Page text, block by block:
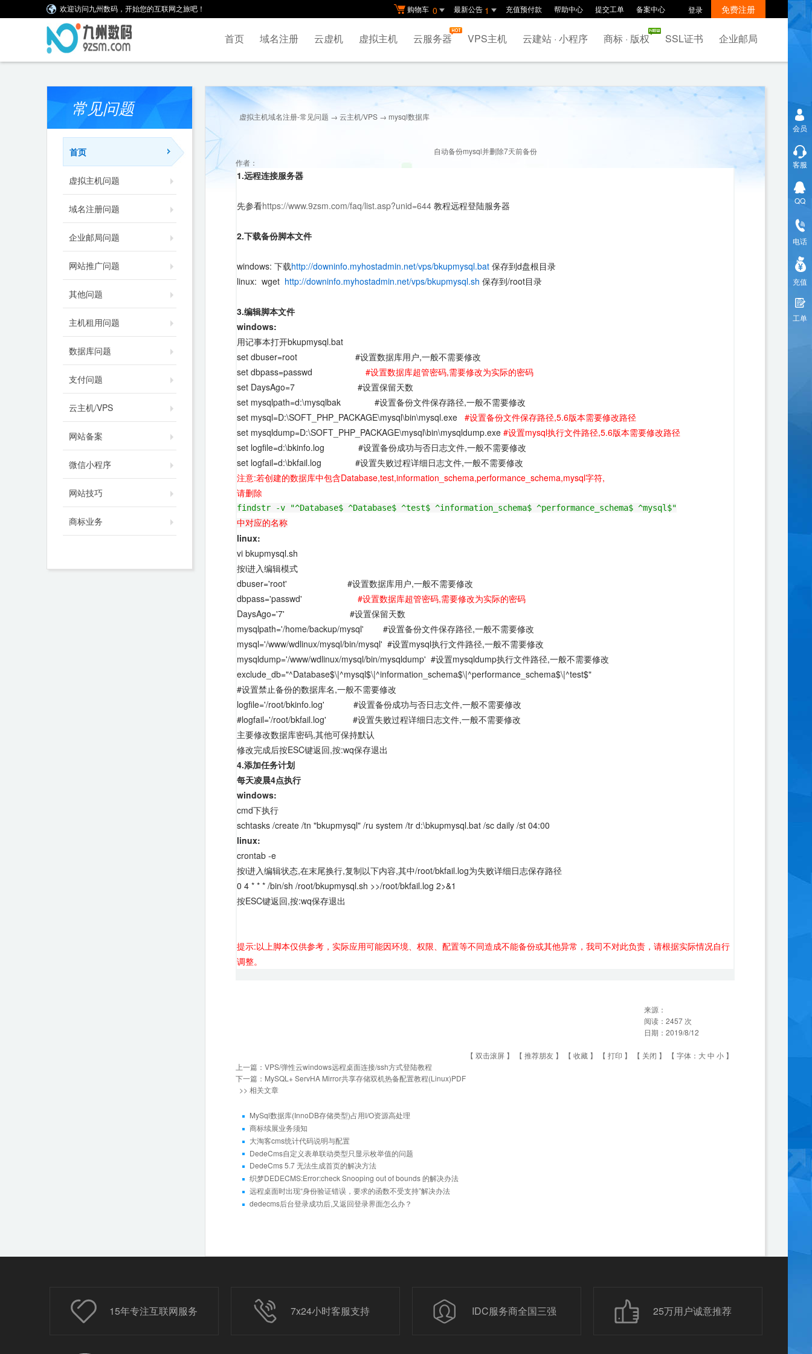
购物车 0 最新公告 1 充值预付款 帮助中心 提交工单 备案中心 登录 免费注册
欢迎访问九州数码，开始您的互联网之旅吧！
首页 域名注册 云虚机 虚拟主机 云服务器 VPS主机 云建站 · 小程序 商标 · 版权 SSL证书 企业邮局
常见问题
首页
虚拟主机问题
域名注册问题
企业邮局问题
网站推广问题
其他问题
主机租用问题
数据库问题
支付问题
云主机/VPS
网站备案
微信小程序
网站技巧
商标业务
虚拟主机域名注册-常见问题 → 云主机/VPS → mysql数据库
自动备份mysql并删除7天前备份
作者：
1.远程连接服务器
先参看https://www.9zsm.com/faq/list.asp?unid=644 教程远程登陆服务器
2.下载备份脚本文件
windows: 下载http://downinfo.myhostadmin.net/vps/bkupmysql.bat 保存到d盘根目录
linux: wget http://downinfo.myhostadmin.net/vps/bkupmysql.sh 保存到/root目录
3.编辑脚本文件
windows:
用记事本打开bkupmysql.bat
set dbuser=root #设置数据库用户,一般不需要修改
set dbpass=passwd #设置数据库超管密码,需要修改为实际的密码
set DaysAgo=7 #设置保留天数
set mysqlpath=d:\mysqlbak #设置备份文件保存路径,一般不需要修改
set mysql=D:\SOFT_PHP_PACKAGE\mysql\bin\mysql.exe #设置备份文件保存路径,5.6版本需要修改路径
set mysqldump=D:\SOFT_PHP_PACKAGE\mysql\bin\mysqldump.exe #设置mysql执行文件路径,5.6版本需要修改路径
set logfile=d:\bkinfo.log #设置备份成功与否日志文件,一般不需要修改
set logfail=d:\bkfail.log #设置失败过程详细日志文件,一般不需要修改
注意:若创建的数据库中包含Database,test,information_schema,performance_schema,mysql字符,
请删除
findstr -v "^Database$ ^Database$ ^test$ ^information_schema$ ^performance_schema$ ^mysql$"
中对应的名称
linux:
vi bkupmysql.sh
按i进入编辑模式
dbuser='root' #设置数据库用户,一般不需要修改
dbpass='passwd'
#设置数据库超管密码,需要修改为实际的密码
DaysAgo='7' #设置保留天数
mysqlpath='/home/backup/mysql' #设置备份文件保存路径,一般不需要修改
mysql='/www/wdlinux/mysql/bin/mysql' #设置mysql执行文件路径,一般不需要修改
mysqldump='/www/wdlinux/mysql/bin/mysqldump' #设置mysqldump执行文件路径,一般不需要修改
exclude_db="^Database$\|^mysql$\|^information_schema$\|^performance_schema$\|^test$"
#设置禁止备份的数据库名,一般不需要修改
logfile='/root/bkinfo.log' #设置备份成功与否日志文件,一般不需要修改
#logfail='/root/bkfail.log' #设置失败过程详细日志文件,一般不需要修改
主要修改数据库密码,其他可保持默认
修改完成后按ESC键返回,按:wq保存退出
4.添加任务计划
每天凌晨4点执行
windows:
cmd下执行
schtasks /create /tn "bkupmysql" /ru system /tr d:\bkupmysql.bat /sc daily /st 04:00
linux:
crontab -e
按i进入编辑状态,在末尾换行,复制以下内容,其中/root/bkfail.log为失败详细日志保存路径
0 4 * * * /bin/sh /root/bkupmysql.sh >>/root/bkfail.log 2>&1
按ESC键返回,按:wq保存退出
提示:以上脚本仅供参考，实际应用可能因环境、权限、配置等不同造成不能备份或其他异常，我司不对此负责，请根据实际情况自行
调整。
来源：
阅读： 2457 次
日期： 2019/8/12
【 双击滚屏 】 【 推荐朋友 】 【 收藏 】 【 打印 】 【 关闭 】 【 字体： 大中 小 】
上一篇： VPS/弹性云windows远程桌面连接/ssh方式登陆教程
下一篇： MySQL+ ServHA Mirror共享存储双机热备配置教程(Linux)PDF
>> 相关文章
MySql数据库(InnoDB存储类型)占用I/O资源高处理
商标续展业务须知
大淘客cms统计代码说明与配置
DedeCms自定义表单联动类型只显示枚举值的问题
DedeCms 5.7 无法生成首页的解决方法
织梦DEDECMS:Error:check Snooping out of bounds 的解决办法
远程桌面时出现“身份验证错误，要求的函数不受支持”解决办法
dedecms后台登录成功后,又返回登录界面怎么办？
15年专注互联网服务 7x24小时客服支持 IDC服务商全国三强 25万用户诚意推荐
会员
客服
QQ
电话
充值
工单